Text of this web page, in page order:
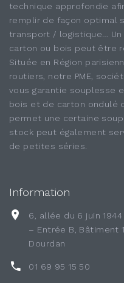
technique approfondie
remplir de façon optimal
transport / logistique… Un
carton ou bois peut être
Située en Région
routiers, notre PME,
vous garantie souplesse
bois et de carton ondulé
permet une certaine
stock peut également
de petites séries.
Information
6, allée du 6 juin
– Entrée B, Bâtiment
Dourdan
01 69 95 15 50